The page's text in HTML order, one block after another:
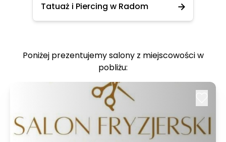
Tatuaż i Piercing w Radom
Poniżej prezentujemy salony z miejscowości w
pobliżu: